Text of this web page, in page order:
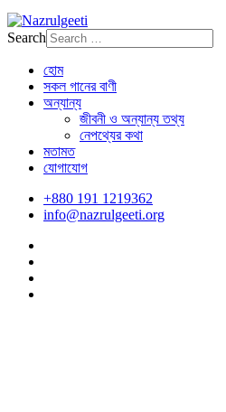
Search
হোম
সকল গানের বাণী
অন্যান্য
জীবনী ও অন্যান্য তথ্য
নেপথ্যের কথা
মতামত
যোগাযোগ
+880 191 1219362
info@nazrulgeeti.org